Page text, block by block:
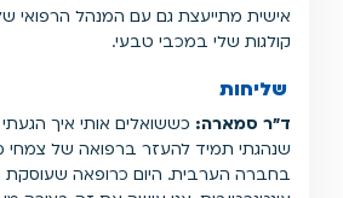
אישית מתייעצת גם עם המנהל הרפואי
קולגות שלי במכבי טבעי.
שליחות
ד"ר סמארה: כששואלים אותי איך
שנהגתי תמיד להעזר ברפואה של צמחי
בחברה הערבית. היום כרופאה שעוסקת